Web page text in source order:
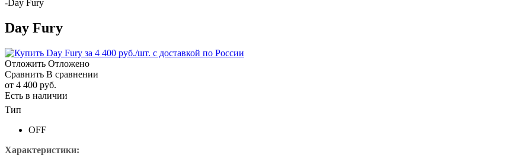
-Day Fury
Day Fury
Отложить Отложено
Сравнить В сравнении
от 4 400 руб.
Есть в наличии
Тип
OFF
Характеристики: